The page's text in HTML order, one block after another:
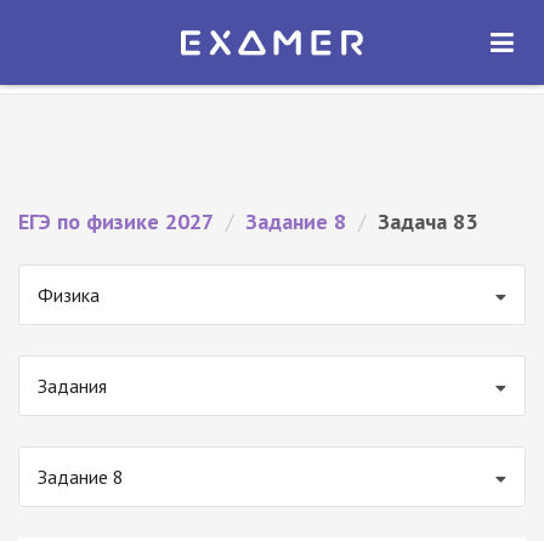
Экзамер — ЕГЭ 2027
ОТКРЫТЬ
ЕГЭ по физике 2027 / Задание 8 / Задача 83
Физика
Задания
Задание 8